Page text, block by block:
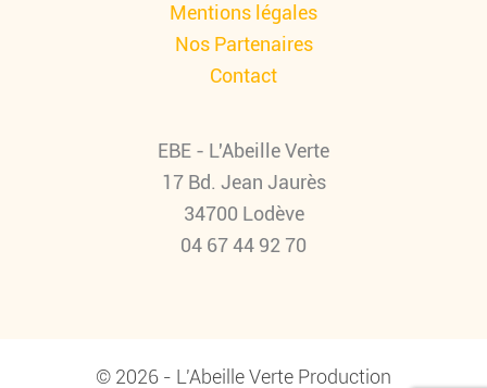
Mentions légales
Nos Partenaires
Contact
EBE - L'Abeille Verte
17 Bd. Jean Jaurès
34700 Lodève
04 67 44 92 70
© 2026 - L'Abeille Verte Production